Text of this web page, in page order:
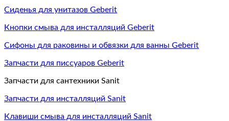
Сиденья для унитазов Geberit
Кнопки смыва для инсталляций Geberit
Сифоны для раковины и обвязки для ванны Geberit
Запчасти для писсуаров Geberit
Запчасти для сантехники Sanit
Запчасти для инсталляций Sanit
Клавиши смыва для инсталляций Sanit